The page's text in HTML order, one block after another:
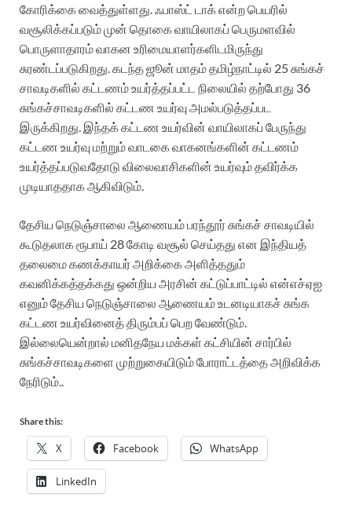
கோரிக்கை வைத்துள்ளது. ஃபாஸ்ட் டாக் என்ற பெயரில்
வசூலிக்கப்படும் முன் தொகை வாயிலாகப் பெருமளவில்
பொருளாதாரம் வாகன உரிமையாளர்களிடமிருந்து
சுரண்டப்படுகிறது. கடந்த ஜூன் மாதம் தமிழ்நாட்டில் 25 சுங்கச்
சாவடிகளில் கட்டணம் உயர்த்தப்பட்ட நிலையில் தற்போது 36
சுங்கச்சாவடிகளில் கட்டண உயர்வு அமல்படுத்தப்பட
இருக்கிறது. இந்தக் கட்டண உயர்வின் வாயிலாகப் பேருந்து
கட்டண உயர்வு மற்றும் வாடகை வாகனங்களின் கட்டணம்
உயர்த்தப்படுவதோடு விலைவாசிகளின் உயர்வும் தவிர்க்க
முடியாததாக ஆகிவிடும்.
தேசிய நெடுஞ்சாலை ஆணையம் பரந்தூர் சுங்கச் சாவடியில்
கூடுதலாக ரூபாய் 28 கோடி வசூல் செய்தது என இந்தியத்
தலைமை கணக்காயர் அறிக்கை அளித்ததும்
கவனிக்கத்தக்கது ஒன்றிய அரசின் கட்டுப்பாட்டில் என்எச்ஏஐ
எனும் தேசிய நெடுஞ்சாலை ஆணையம் உடனடியாகச் சுங்க
கட்டண உயர்வினைத் திரும்பப் பெற வேண்டும்.
இல்லையென்றால் மனிதநேய மக்கள் கட்சியின் சார்பில்
சுங்கச்சாவடிகளை முற்றுகையிடும் போராட்டத்தை அறிவிக்க
நேரிடும்..
Share this:
X Facebook WhatsApp
LinkedIn